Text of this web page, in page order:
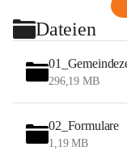
Dateien
296,19 MB
02_Formulare
1,19 MB